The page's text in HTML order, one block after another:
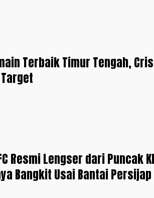
Terbaik Timur Tengah,
Resmi Lengser dari Puncak
Bangkit Usai Bantai Persijap